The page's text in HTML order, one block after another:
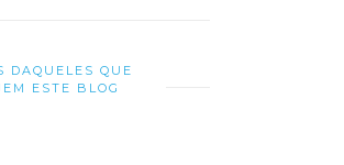
DAQUELES QUE
ESTE BLOG